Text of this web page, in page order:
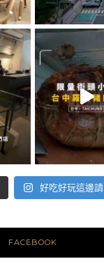
好吃好玩這邊請
FACEBOOK